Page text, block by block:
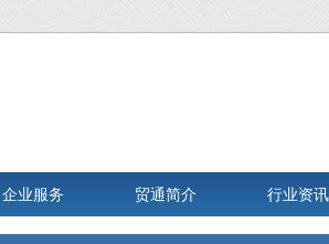
企业服务 贸通简介 行业资讯